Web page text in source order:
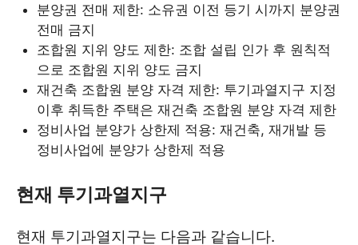
분양권 전매 제한: 소유권 이전 등기 시까지 분양권
전매 금지
조합원 지위 양도 제한: 조합 설립 인가 후 원칙적
으로 조합원 지위 양도 금지
재건축 조합원 분양 자격 제한: 투기과열지구 지정
이후 취득한 주택은 재건축 조합원 분양 자격 제한
정비사업 분양가 상한제 적용: 재건축, 재개발 등
정비사업에 분양가 상한제 적용
현재 투기과열지구
현재 투기과열지구는 다음과 같습니다.